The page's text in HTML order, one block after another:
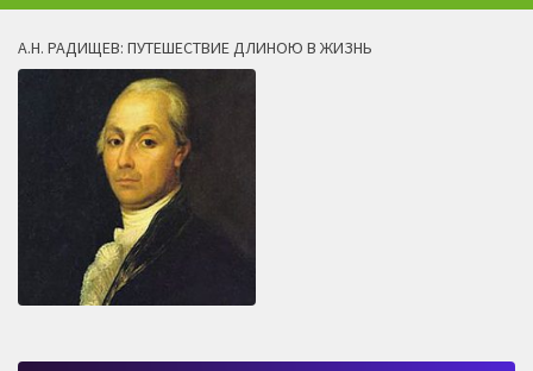
А.Н. РАДИЩЕВ: ПУТЕШЕСТВИЕ ДЛИНОЮ В ЖИЗНЬ